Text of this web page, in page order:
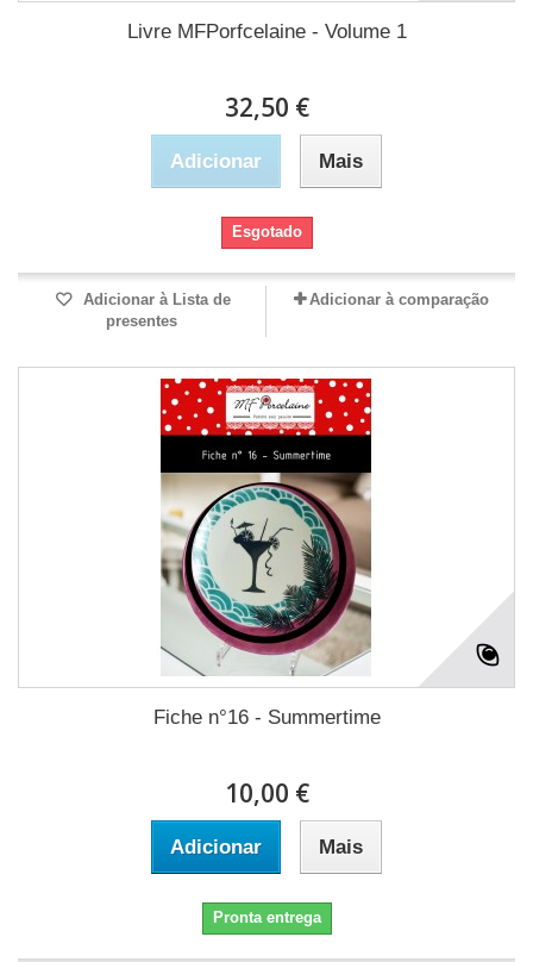
Livre MFPorfcelaine - Volume 1
32,50 €
Adicionar Mais
Esgotado
Adicionar à Lista de
presentes
Adicionar à comparação
Fiche n°16 - Summertime
10,00 €
Adicionar Mais
Pronta entrega